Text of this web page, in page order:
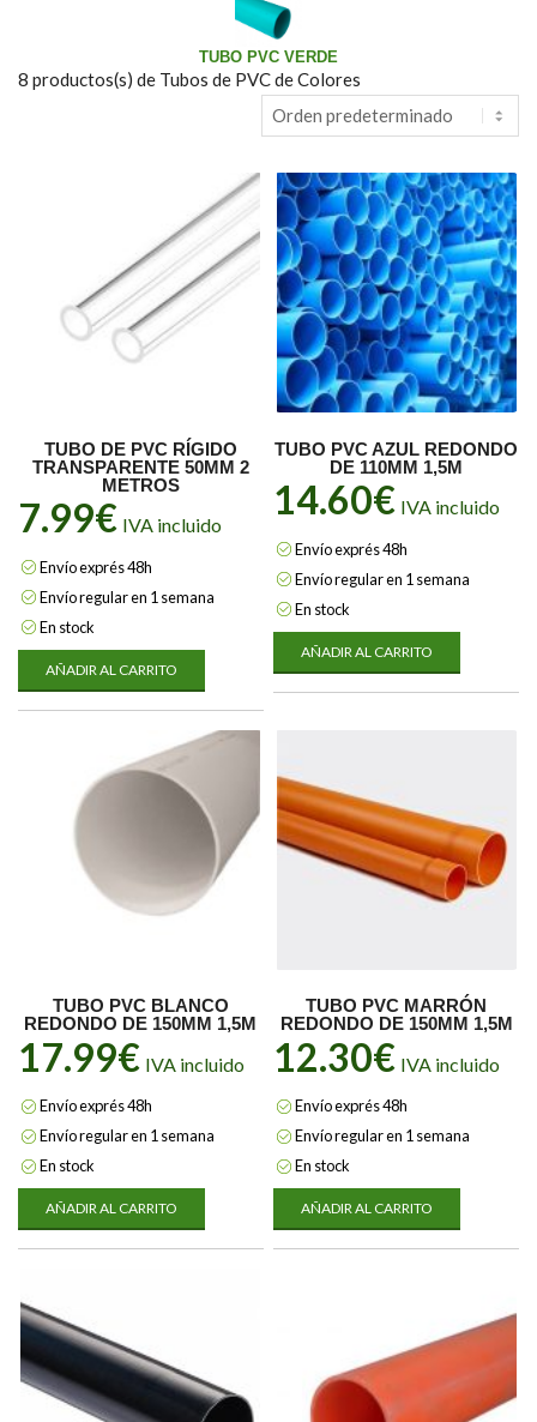
TUBO PVC VERDE
8 productos(s) de Tubos de PVC de Colores
TUBO DE PVC RÍGIDO
TRANSPARENTE 50MM 2
METROS
7.99€ IVA incluido
Envío exprés 48h
Envío regular en 1 semana
En stock
AÑADIR AL CARRITO
TUBO PVC AZUL REDONDO
DE 110MM 1,5M
14.60€ IVA incluido
Envío exprés 48h
Envío regular en 1 semana
En stock
AÑADIR AL CARRITO
TUBO PVC BLANCO
REDONDO DE 150MM 1,5M
17.99€ IVA incluido
Envío exprés 48h
Envío regular en 1 semana
En stock
AÑADIR AL CARRITO
TUBO PVC MARRÓN
REDONDO DE 150MM 1,5M
12.30€ IVA incluido
Envío exprés 48h
Envío regular en 1 semana
En stock
AÑADIR AL CARRITO